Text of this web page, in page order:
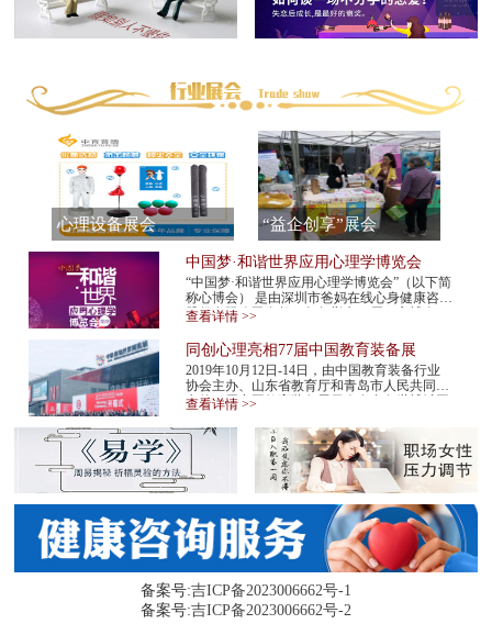
心理设备展会 “益企创享”展会
中国梦·和谐世界应用心理学博览会
“中国梦·和谐世界应用心理学博览会”（以下简
称心博会） 是由深圳市爸妈在线心身健康咨询
股份有限公司发起，每年举办一届。心博会，
查看详情 >>
同创心理亮相77届中国教育装备展
2019年10月12日-14日，由中国教育装备行业
协会主办、山东省教育厅和青岛市人民共同承
办的77届中国教育装备展示会在青岛世博城国
应邀...
查看详情 >>
备案号:吉ICP备2023006662号-1
备案号:吉ICP备2023006662号-2